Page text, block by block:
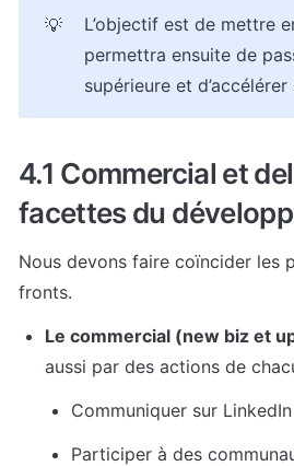
💡
L’objectif est de mettre
permettra ensuite de
supérieure et
4.1 Commercial et
facettes du
Nous devons faire coïncider les
fronts.
Le commercial (new biz et
aussi par des actions de
Communiquer sur LinkedIn
Participer à des